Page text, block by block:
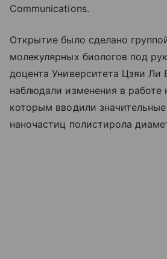
Communications.
Открытие было сделано
молекулярных биологов под
доцента Университета Цзяи Ли
наблюдали изменения в
которым вводили
наночастиц полистирола